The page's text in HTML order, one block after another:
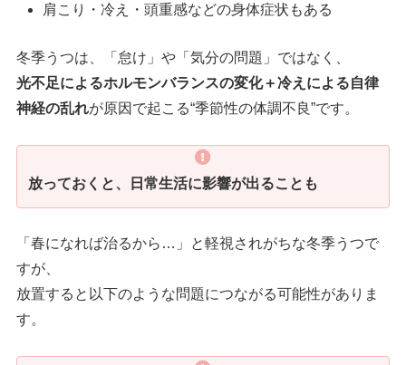
肩こり・冷え・頭重感などの身体症状もある
冬季うつは、「怠け」や「気分の問題」ではなく、
光不足によるホルモンバランスの変化＋冷えによる自律
神経の乱れが原因で起こる“季節性の体調不良”です。
放っておくと、日常生活に影響が出ることも
「春になれば治るから…」と軽視されがちな冬季うつで
すが、
放置すると以下のような問題につながる可能性がありま
す。